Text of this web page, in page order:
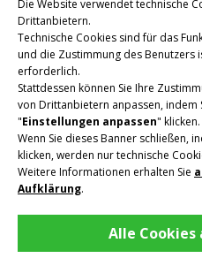
Die Website verwendet technische
Drittanbietern.
Technische Cookies sind für das
und die Zustimmung des Benutzers
erforderlich.
Stattdessen können Sie Ihre
von Drittanbietern anpassen, indem
"Einstellungen anpassen" klicken.
Wenn Sie dieses Banner schließen,
klicken, werden nur technische
Weitere Informationen erhalten Sie
Aufklärung.
Alle
Privacy |